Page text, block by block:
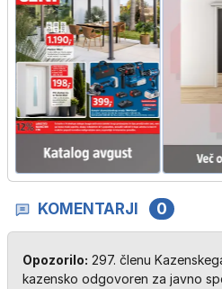
KOMENTARJI 0
Opozorilo: 297. členu
kazensko odgovoren za javno